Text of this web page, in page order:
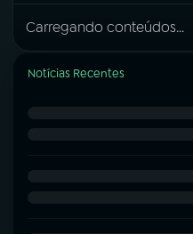
Carregando conteúdos...
Notícias Recentes